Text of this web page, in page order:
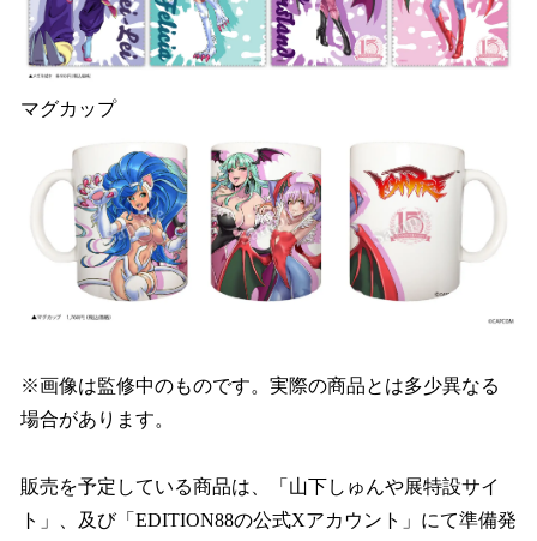
マグカップ
※画像は監修中のものです。実際の商品とは多少異なる
場合があります。
販売を予定している商品は、「山下しゅんや展特設サイ
ト」、及び「EDITION88の公式Xアカウント」にて準備発